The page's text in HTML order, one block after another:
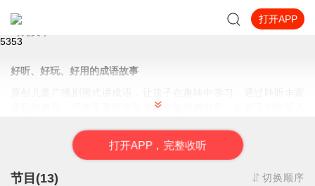
打开APP
成语故事 | 趣味学成语 | 儿童广播剧
5353
好听、好玩、好用的成语故事
多彩的声音，尽情享受听觉创造的奇妙想象世界。在孩子们聆听儿
界，让孩子们仿佛身临其境。
打开APP，完整收听
节目(13) 切换顺序